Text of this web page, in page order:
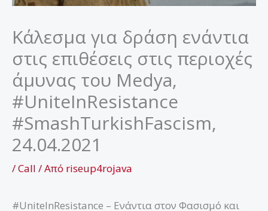
Κάλεσμα για δράση ενάντια
στις επιθέσεις στις περιοχές
άμυνας του Medya,
#UniteInResistance
#SmashTurkishFascism,
24.04.2021
/Call / Από riseup4rojava
#UniteInResistance – Ενάντια στον Φασισμό και